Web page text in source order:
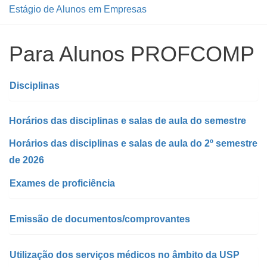
Estágio de Alunos em Empresas
Para Alunos PROFCOMP
Disciplinas
Horários das disciplinas e salas de aula do semestre
Horários das disciplinas e salas de aula do 2º semestre
de 2026
Exames de proficiência
Emissão de documentos/comprovantes
Utilização dos serviços médicos no âmbito da USP